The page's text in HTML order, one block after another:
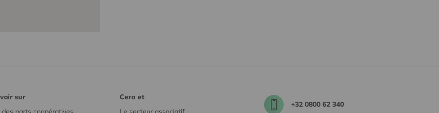
sur
Cera et
+32 0800 62 340